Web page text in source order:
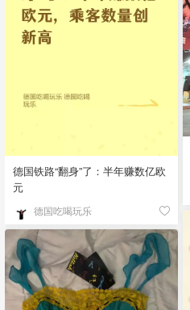
德国铁路“翻身”了：半年赚数亿欧
元
德国吃喝玩乐